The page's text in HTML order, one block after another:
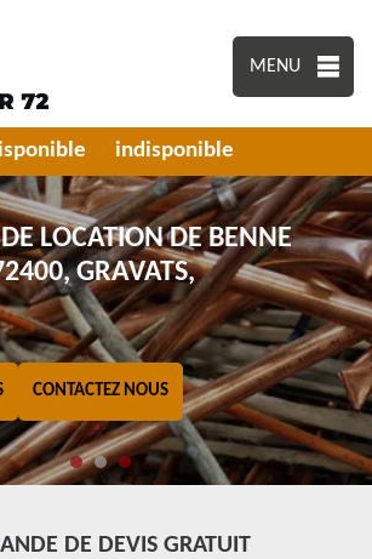
MENU
indisponible
LOCATION DE BENNE
GRAVATS,
CONTACTEZ NOUS
DE DEVIS GRATUIT